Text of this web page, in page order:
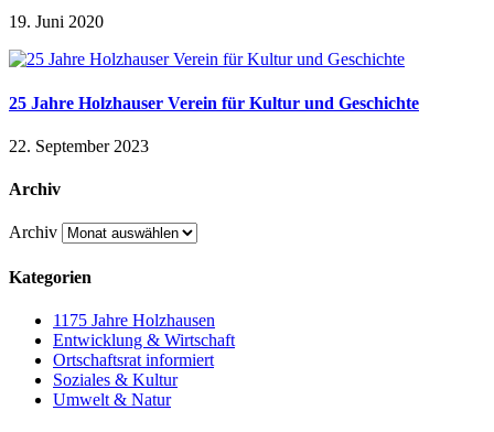
19. Juni 2020
25 Jahre Holzhauser Verein für Kultur und Geschichte
22. September 2023
Archiv
Archiv
Kategorien
1175 Jahre Holzhausen
Entwicklung & Wirtschaft
Ortschaftsrat informiert
Soziales & Kultur
Umwelt & Natur